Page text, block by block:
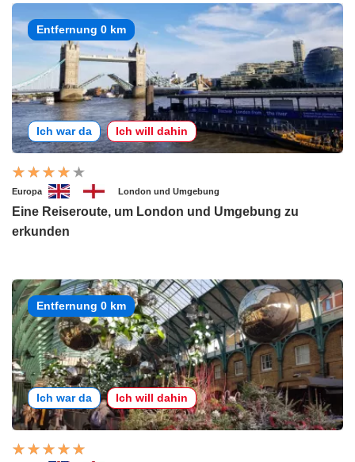
Entfernung 0 km
Ich war da Ich will dahin
Europa London und Umgebung
Eine Reiseroute, um London und Umgebung zu
erkunden
Entfernung 0 km
Ich war da Ich will dahin